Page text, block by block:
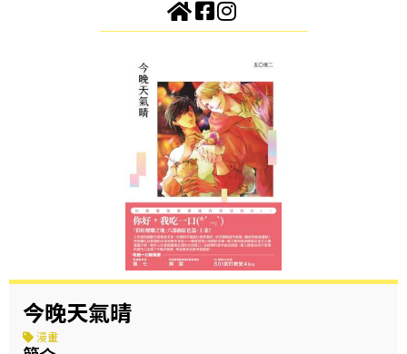
今晚天氣晴
漫畫